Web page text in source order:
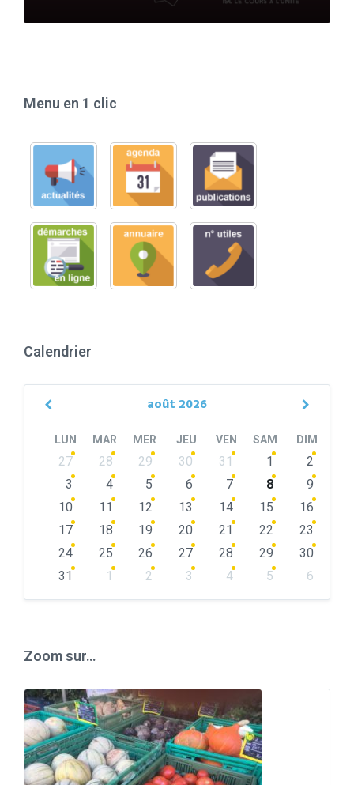
Menu en 1 clic
Calendrier
août 2026
Previous
LUN MAR MER JEU VEN SAM DIM
Skip
calendar
27 28 29 30 31 1
2
3
4 5 6 7 8
9
10
11 12 13 14 15
16
17
18 19 20 21 22
23
24
25 26 27 28 29
30
31
1 2 3 4 5
6
Zoom sur…